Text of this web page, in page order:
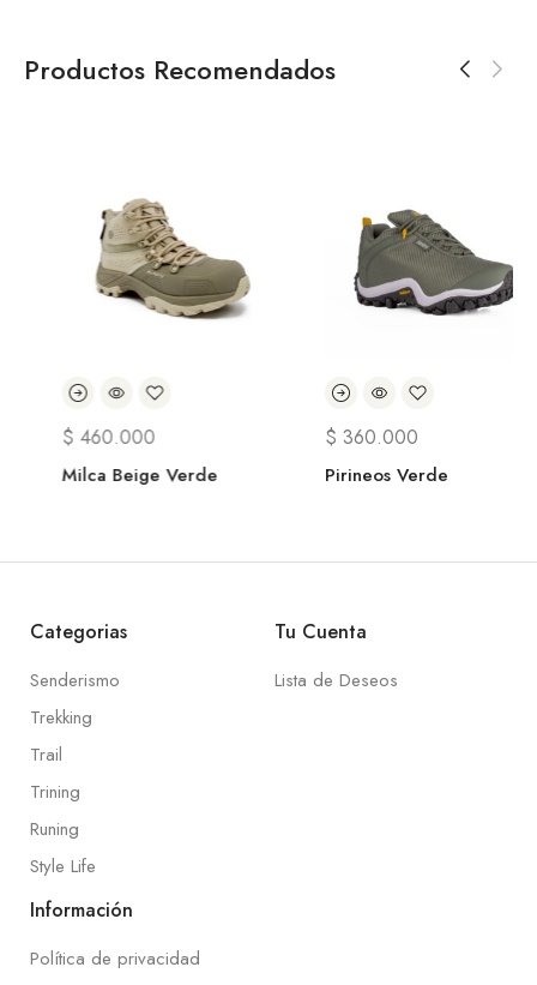
Productos Recomendados
460.000
Milca Beige Verde
360.000
Pirineos Verde
Categorias
Senderismo
Trekking
Trail
Trining
Runing
Style Life
Tu Cuenta
Lista de Deseos
Información
Política de privacidad